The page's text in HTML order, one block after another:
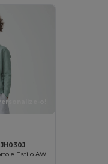
Personalize-o!
JH030J
Moletom Infantil Conforto e Estilo AWDIS